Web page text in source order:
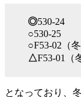
◎530-24
○530-25
○F53-02（
△F53-01（
となっており、